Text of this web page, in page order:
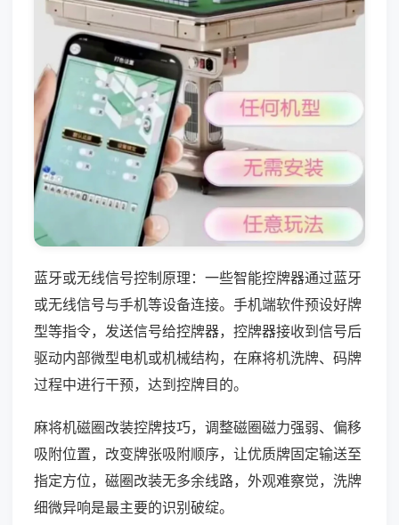
蓝牙或无线信号控制原理：一些智能控牌器通过蓝牙
或无线信号与手机等设备连接。手机端软件预设好牌
型等指令，发送信号给控牌器，控牌器接收到信号后
驱动内部微型电机或机械结构，在麻将机洗牌、码牌
过程中进行干预，达到控牌目的。
麻将机磁圈改装控牌技巧，调整磁圈磁力强弱、偏移
吸附位置，改变牌张吸附顺序，让优质牌固定输送至
指定方位，磁圈改装无多余线路，外观难察觉，洗牌
细微异响是最主要的识别破绽。